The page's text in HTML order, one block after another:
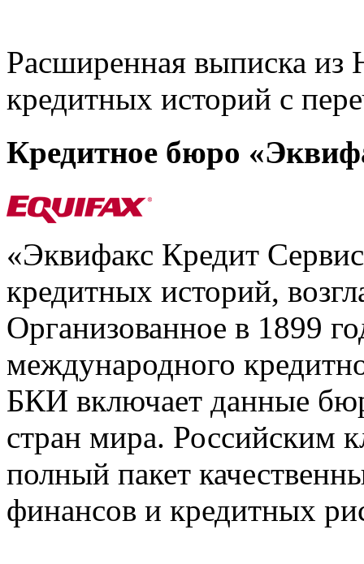
Расширенная выписка из
кредитных историй с
Кредитное бюро
«Эквифакс Кредит
кредитных историй,
Организованное в 1899
международного
БКИ включает данные
стран мира. Российским
полный пакет
финансов и кредитных